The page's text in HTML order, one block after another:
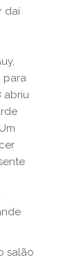
daí
para
abriu
salão